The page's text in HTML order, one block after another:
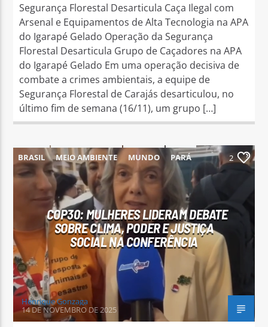
Segurança Florestal Desarticula Caça Ilegal com
Arsenal e Equipamentos de Alta Tecnologia na APA
do Igarapé Gelado Operação da Segurança
Florestal Desarticula Grupo de Caçadores na APA
do Igarapé Gelado Em uma operação decisiva de
combate a crimes ambientais, a equipe de
Segurança Florestal de Carajás desarticulou, no
último fim de semana (16/11), um grupo […]
BRASIL MEIO AMBIENTE MUNDO
PARÁ
PARAUAPEBAS
2
COP30: MULHERES LIDERAM DEBATE
SOBRE CLIMA, PODER E JUSTIÇA
SOCIAL NA CONFERÊNCIA
Henrique Gonzaga
14 DE NOVEMBRO DE 2025